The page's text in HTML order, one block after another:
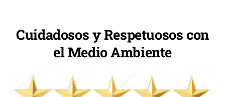
Cuidadosos y Respetuosos con
el Medio Ambiente